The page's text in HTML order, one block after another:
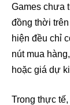
Games chưa
đồng thời
hiện đều chỉ
nút mua
hoặc giá dự
Trong thực